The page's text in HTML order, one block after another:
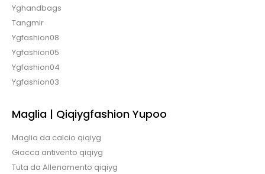
Yghandbags
Tangmir
Ygfashion08
Ygfashion05
Ygfashion04
Ygfashion03
Maglia | Qiqiygfashion Yupoo
Maglia da calcio qiqiyg
Giacca antivento qiqiyg
Tuta da Allenamento qiqiyg